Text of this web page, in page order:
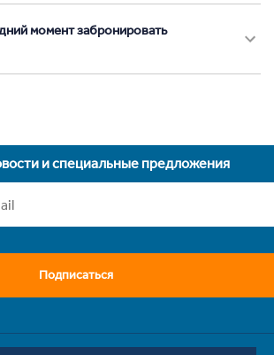
момент забронировать
и специальные предложения
Подписаться